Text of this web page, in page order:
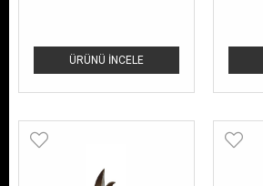
ÜRÜNÜ İNCELE